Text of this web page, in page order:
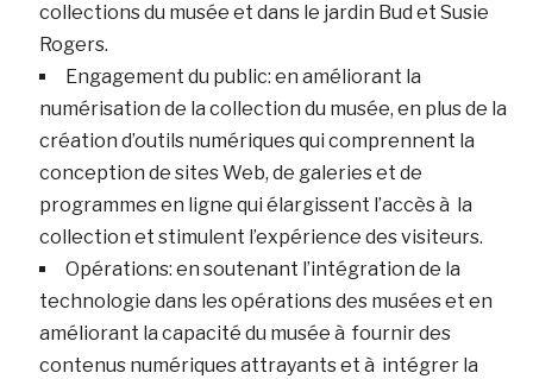
collections du musée et dans le jardin Bud et Susie
Rogers.
Engagement du public: en améliorant la
numérisation de la collection du musée, en plus de la
création d’outils numériques qui comprennent la
conception de sites Web, de galeries et de
programmes en ligne qui élargissent l’accès à la
collection et stimulent l’expérience des visiteurs.
Opérations: en soutenant l’intégration de la
technologie dans les opérations des musées et en
améliorant la capacité du musée à fournir des
contenus numériques attrayants et à intégrer la